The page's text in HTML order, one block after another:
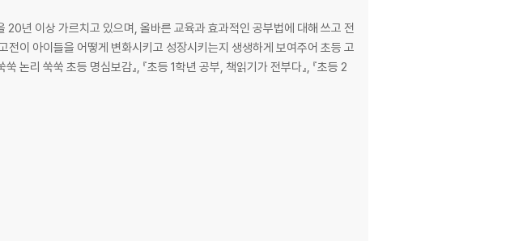
니다. 하루에 한 작품씩 꾸준히 접하며 작품에 대해 생각해보고 이와 관련 있는
「토끼전」과 같은 작품부터 「전우치전」, 「박씨 부인전」, 「양반전」과 같이 역
다.
이에 맞춰 소개합니다. 또한, 인물과 배경, 작품의 특징을 차근차근 소개하며
법한 지식에 해당하기에, 국어 교과 학습에도 큰 도움이 되는 내용입니다. 이
년 이상 가르치고 있으며, 올바른 교육과 효과적인 공부법에 대해 쓰고 전
전이 아이들을 어떻게 변화시키고 성장시키는지 생생하게 보여주어 초등 고